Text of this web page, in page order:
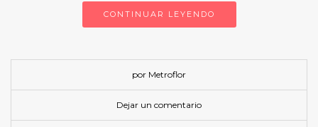
CONTINUAR LEYENDO
por Metroflor
Dejar un comentario